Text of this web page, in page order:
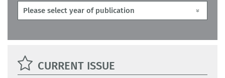
CURRENT ISSUE